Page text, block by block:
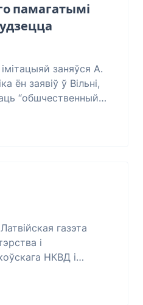
памагатымі
заняўся А.
ён заявіў ў Вільні,
“обшчественный
газэта
і
НКВД і
гісторык Ганс